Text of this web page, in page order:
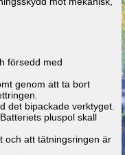
försedd med
genom att ta bort
det bipackade verktyget.
pluspol skall
och att tätningsringen är